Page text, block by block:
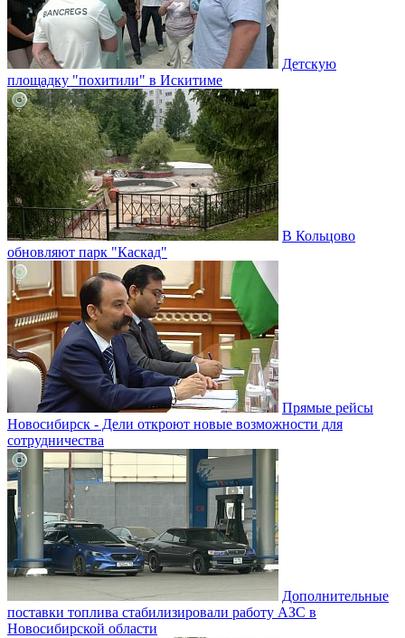
Детскую
площадку "похитили" в Искитиме
В Кольцово
обновляют парк "Каскад"
Прямые рейсы
Новосибирск - Дели откроют новые возможности для
сотрудничества
Дополнительные
поставки топлива стабилизировали работу АЗС в
Новосибирской области